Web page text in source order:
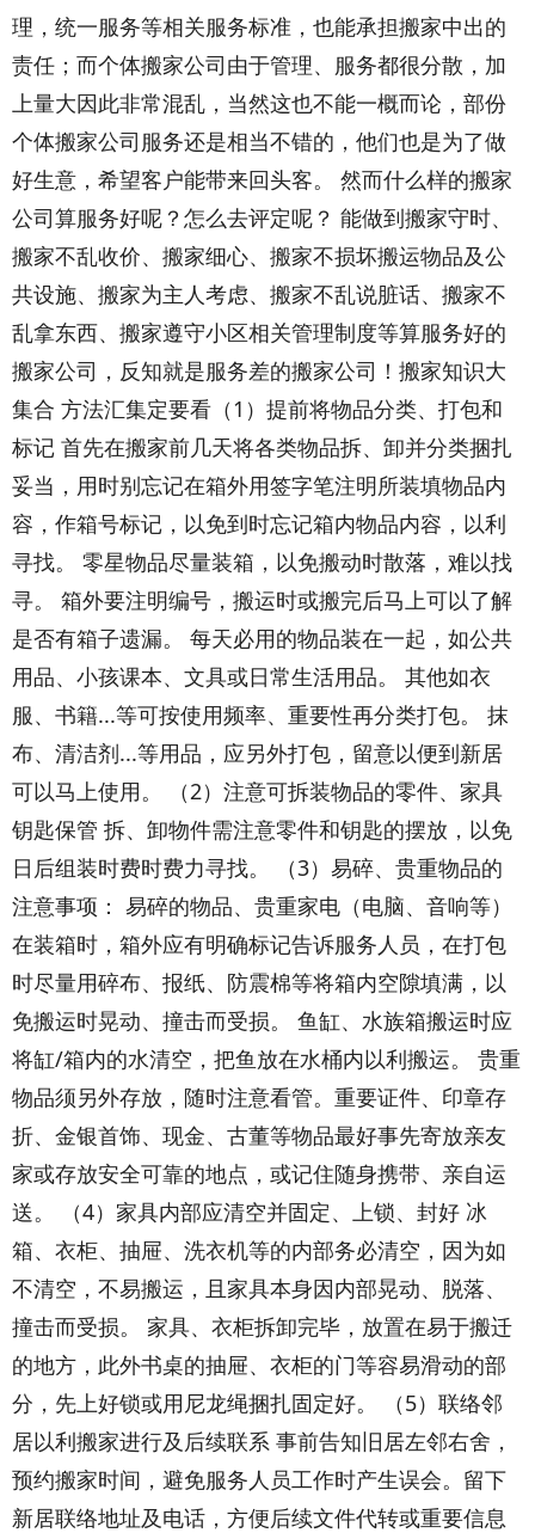
理，统一服务等相关服务标准，也能承担搬家中出的
责任；而个体搬家公司由于管理、服务都很分散，加
上量大因此非常混乱，当然这也不能一概而论，部份
个体搬家公司服务还是相当不错的，他们也是为了做
好生意，希望客户能带来回头客。 然而什么样的搬家
公司算服务好呢？怎么去评定呢？ 能做到搬家守时、
搬家不乱收价、搬家细心、搬家不损坏搬运物品及公
共设施、搬家为主人考虑、搬家不乱说脏话、搬家不
乱拿东西、搬家遵守小区相关管理制度等算服务好的
搬家公司，反知就是服务差的搬家公司！搬家知识大
集合 方法汇集定要看（1）提前将物品分类、打包和
标记 首先在搬家前几天将各类物品拆、卸并分类捆扎
妥当，用时别忘记在箱外用签字笔注明所装填物品内
容，作箱号标记，以免到时忘记箱内物品内容，以利
寻找。 零星物品尽量装箱，以免搬动时散落，难以找
寻。 箱外要注明编号，搬运时或搬完后马上可以了解
是否有箱子遗漏。 每天必用的物品装在一起，如公共
用品、小孩课本、文具或日常生活用品。 其他如衣
服、书籍...等可按使用频率、重要性再分类打包。 抹
布、清洁剂...等用品，应另外打包，留意以便到新居
可以马上使用。 （2）注意可拆装物品的零件、家具
钥匙保管 拆、卸物件需注意零件和钥匙的摆放，以免
日后组装时费时费力寻找。 （3）易碎、贵重物品的
注意事项： 易碎的物品、贵重家电（电脑、音响等）
在装箱时，箱外应有明确标记告诉服务人员，在打包
时尽量用碎布、报纸、防震棉等将箱内空隙填满，以
免搬运时晃动、撞击而受损。 鱼缸、水族箱搬运时应
将缸/箱内的水清空，把鱼放在水桶内以利搬运。 贵重
物品须另外存放，随时注意看管。重要证件、印章存
折、金银首饰、现金、古董等物品最好事先寄放亲友
家或存放安全可靠的地点，或记住随身携带、亲自运
送。 （4）家具内部应清空并固定、上锁、封好 冰
箱、衣柜、抽屉、洗衣机等的内部务必清空，因为如
不清空，不易搬运，且家具本身因内部晃动、脱落、
撞击而受损。 家具、衣柜拆卸完毕，放置在易于搬迁
的地方，此外书桌的抽屉、衣柜的门等容易滑动的部
分，先上好锁或用尼龙绳捆扎固定好。 （5）联络邻
居以利搬家进行及后续联系 事前告知旧居左邻右舍，
预约搬家时间，避免服务人员工作时产生误会。留下
新居联络地址及电话，方便后续文件代转或重要信息